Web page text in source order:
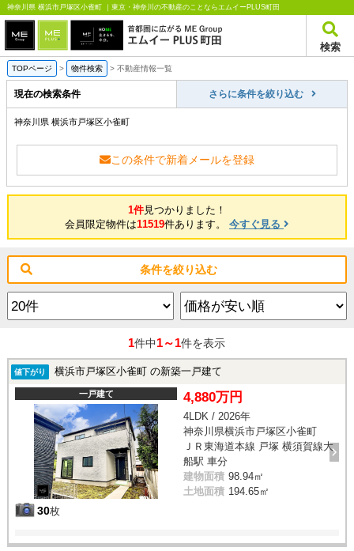
神奈川県 横浜市戸塚区小雀町 ｜東京・神奈川の不動産のことならエムイーPLUS町田
検索
TOPページ > 物件検索 > 不動産情報一覧
現在の検索条件 さらに条件を絞り込む
神奈川県 横浜市戸塚区小雀町
この条件で新着メールを登録
1件見つかりました！
会員限定物件は11519件あります。 今すぐ見る
条件を絞り込む
1件中1～1件を表示
値下がり 横浜市戸塚区小雀町 の新築一戸建て
一戸建て
30枚
4,880万円
4LDK / 2026年
神奈川県横浜市戸塚区小雀町
ＪＲ東海道本線 戸塚 横須賀線大
船駅 車分
建物面積 98.94㎡
土地面積 194.65㎡